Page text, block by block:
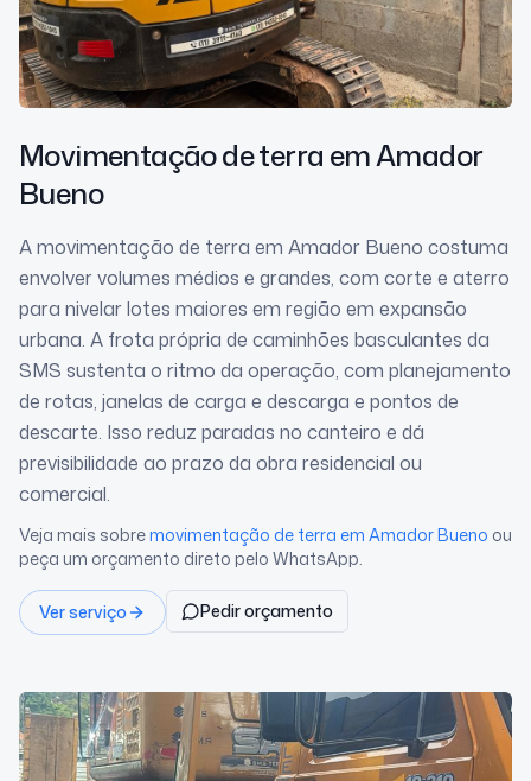
Movimentação de terra em Amador
Bueno
A movimentação de terra em Amador Bueno costuma
envolver volumes médios e grandes, com corte e aterro
para nivelar lotes maiores em região em expansão
urbana. A frota própria de caminhões basculantes da
SMS sustenta o ritmo da operação, com planejamento
de rotas, janelas de carga e descarga e pontos de
descarte. Isso reduz paradas no canteiro e dá
previsibilidade ao prazo da obra residencial ou
comercial.
Veja mais sobremovimentação de terra em Amador Bueno ou
peça um orçamento direto pelo WhatsApp.
Ver serviço Pedir orçamento